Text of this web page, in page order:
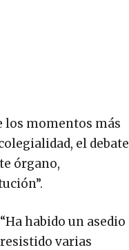
los momentos más
el debate
órgano,
habido un asedio
varias